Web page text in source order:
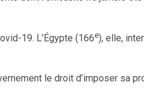
19. L’Égypte (166e), elle,
le droit d’imposer sa